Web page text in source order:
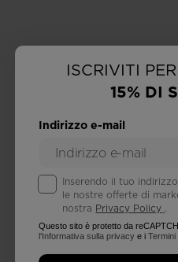
ISCRIVITI
15% DI
Indirizzo e-mail
Inserendo il tuo
le nostre offerte di
nostra Privacy Policy .
Questo sito è protetto da
l'Informativa sulla privacy e i